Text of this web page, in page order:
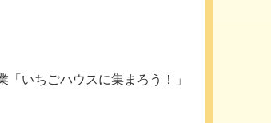
いちごハウスに集まろう！」